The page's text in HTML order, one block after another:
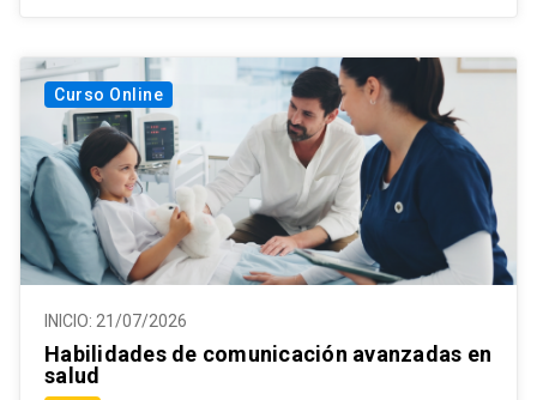
Curso Online
INICIO: 21/07/2026
Habilidades de comunicación avanzadas en
salud